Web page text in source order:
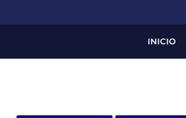
INICIO